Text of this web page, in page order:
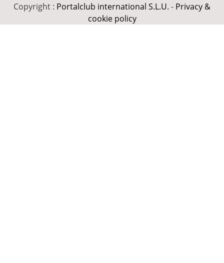
Copyright : Portalclub international S.L.U. - Privacy &
cookie policy